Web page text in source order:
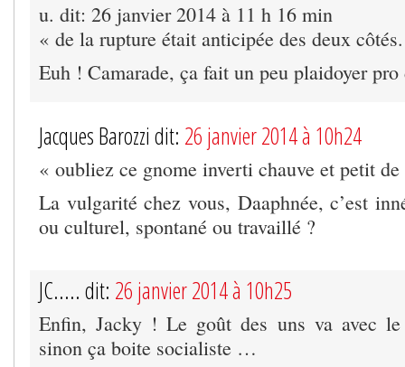
u. dit: 26 janvier 2014 à 11 h 16 min
« de la rupture était anticipée des deux
Euh ! Camarade, ça fait un peu plaidoyer
Jacques Barozzi dit: 26 janvier 2014 à 10h24
« oubliez ce gnome inverti chauve et petit
La vulgarité chez vous, Daaphnée, c’est
ou culturel, spontané ou travaillé ?
JC..... dit: 26 janvier 2014 à 10h25
Enfin, Jacky ! Le goût des uns va avec le
sinon ça boite socialiste …